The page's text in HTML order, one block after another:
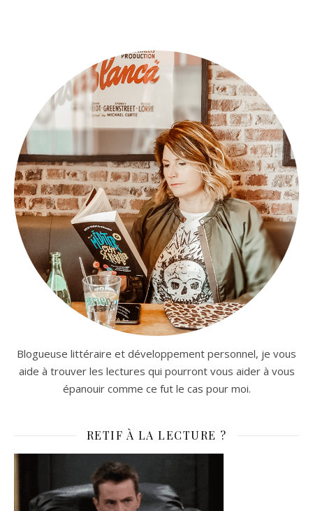
Blogueuse littéraire et développement personnel, je vous
aide à trouver les lectures qui pourront vous aider à vous
épanouir comme ce fut le cas pour moi.
RETIF À LA LECTURE ?